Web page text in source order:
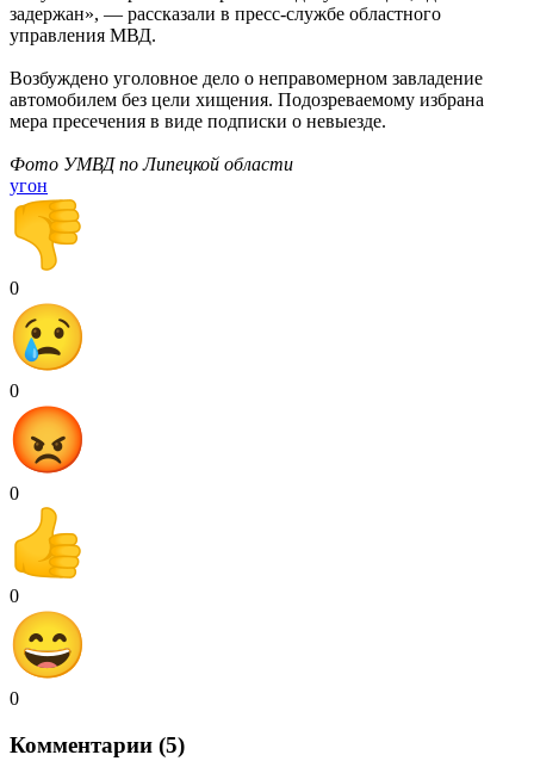
задержан», — рассказали в пресс-службе областного
управления МВД.
Возбуждено уголовное дело о неправомерном завладение
автомобилем без цели хищения. Подозреваемому избрана
мера пресечения в виде подписки о невыезде.
Фото УМВД по Липецкой области
угон
0
0
0
0
0
Комментарии (5)